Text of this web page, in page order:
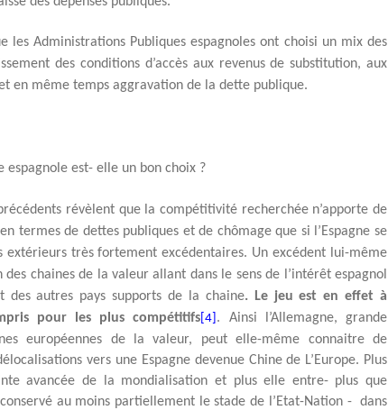
les Administrations Publiques espagnoles ont choisi un mix des
des conditions d’accès aux revenus de substitution, aux
en même temps aggravation de la dette publique.
espagnole est- elle un bon choix ?
révèlent que la compétitivité recherchée n’apporte de
termes de dettes publiques et de chômage que si l’Espagne se
extérieurs très fortement excédentaires. Un excédent lui-même
des chaines de la valeur allant dans le sens de l’intérêt espagnol
des autres pays supports de la chaine. Le jeu est en effet à
pour les plus compétitifs [4] . Ainsi l’Allemagne, grande
européennes de la valeur, peut elle-même connaitre de
vers une Espagne devenue Chine de L’Europe. Plus
avancée de la mondialisation et plus elle entre- plus que
au moins partiellement le stade de l’Etat-Nation - dans